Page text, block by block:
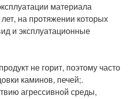
материала
на протяжении которых
и эксплуатационные
не горит, поэтому часто
каминов, печей;.
агрессивной среды,